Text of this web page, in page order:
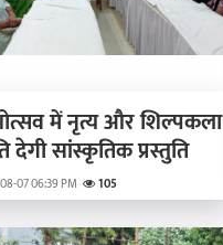
में नृत्य और शिल्पकला
देगी सांस्कृतिक प्रस्तुति
07 06:39 PM 105